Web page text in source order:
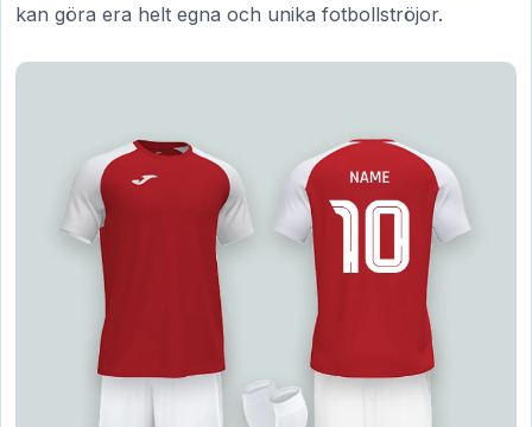
kan göra era helt egna och unika fotbollströjor.